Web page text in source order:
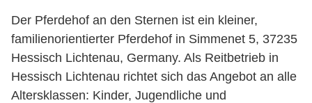
Der Pferdehof an den Sternen ist ein kleiner,
familienorientierter Pferdehof in Simmenet 5, 37235
Hessisch Lichtenau, Germany. Als Reitbetrieb in
Hessisch Lichtenau richtet sich das Angebot an alle
Altersklassen: Kinder, Jugendliche und